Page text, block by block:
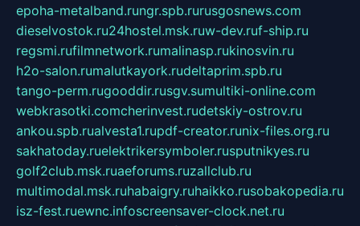
epoha-metalband.rungr.spb.rurusgosnews.com
dieselvostok.ru24hostel.msk.ruw-dev.ruf-ship.ru
regsmi.rufilmnetwork.rumalinasp.rukinosvin.ru
h2o-salon.rumalutkayork.rudeltaprim.spb.ru
tango-perm.rugooddir.rusgv.sumultiki-online.com
webkrasotki.comcherinvest.rudetskiy-ostrov.ru
ankou.spb.rualvesta1.rupdf-creator.runix-files.org.ru
sakhatoday.ruelektrikersymboler.rusputnikyes.ru
golf2club.msk.ruaeforums.ruzallclub.ru
multimodal.msk.ruhabaigry.ruhaikko.rusobakopedia.ru
isz-fest.ruewnc.infoscreensaver-clock.net.ru